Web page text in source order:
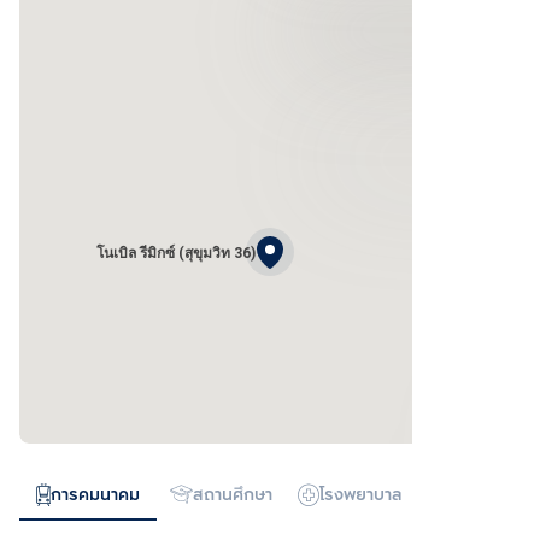
โนเบิล รีมิกซ์ (สุขุมวิท 36)
การคมนาคม สถานศึกษา โรงพยาบาล